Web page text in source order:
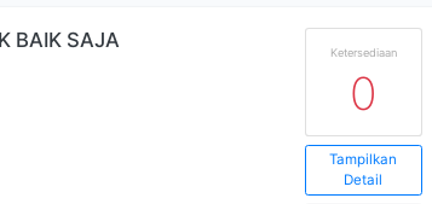
BAIK SAJA
Ketersediaan
0
Tampilkan
Detail